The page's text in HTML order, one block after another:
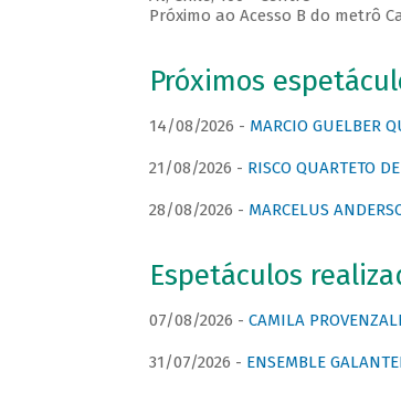
Próximo ao Acesso B do metrô
Próximos
14/08/2026 - MARCIO GUELBER
21/08/2026 - RISCO QUARTETO
28/08/2026 - MARCELUS
Espetáculos
07/08/2026 - CAMILA
31/07/2026 - ENSEMBLE